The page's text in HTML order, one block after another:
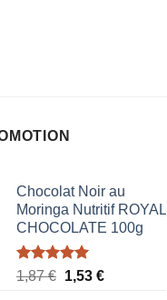
Chocolat Noir au
Moringa Nutritif ROYAL
CHOCOLATE 100g
Note5.00
1,87€ Le
1,53 €Le